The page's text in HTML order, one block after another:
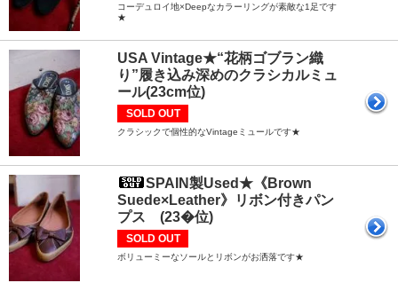
コーデュロイ地×Deepなカラーリングが素敵な1足です
★
USA Vintage★“花柄ゴブラン織
り”履き込み深めのクラシカルミュ
ール(23cm位)
SOLD OUT
クラシックで個性的なVintageミュールです★
SPAIN製Used★《Brown
Suede×Leather》リボン付きパン
プス (23�位)
SOLD OUT
ボリューミーなソールとリボンがお洒落です★